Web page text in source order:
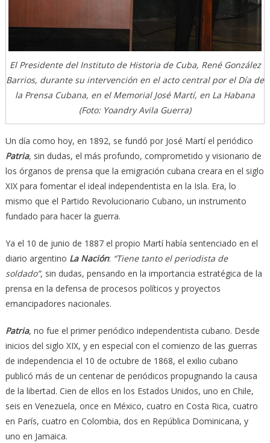
El Presidente del Instituto de Historia de Cuba, René González
Barrios, durante su intervención en el acto central por el Día de
la Prensa Cubana, en el Memorial José Martí, en La Habana
(Foto: Yoandry Avila Guerra)
Un día como hoy, en 1892, se fundó por José Martí el periódico
Patria, sin dudas, el más profundo, comprometido y visionario de
los órganos de prensa que la emigración cubana creara en el siglo
XIX para fomentar el ideal independentista en la Isla. Era, lo
mismo que el Partido Revolucionario Cubano, un instrumento
fundado para hacer la guerra.
Ya el 10 de junio de 1887 el propio Martí había sentenciado en el
diario argentino La Nación: “Tiene tanto el periodista de
soldado”, sin dudas, pensando en la importancia estratégica de la
prensa en la defensa de procesos políticos y proyectos
emancipadores nacionales.
Patria, no fue el primer periódico independentista cubano. Desde
inicios del siglo XIX, y en especial con el comienzo de las guerras
de independencia el 10 de octubre de 1868, el exilio cubano
publicó más de un centenar de periódicos propugnando la causa
de la libertad. Cien de ellos en los Estados Unidos, uno en Chile,
seis en Venezuela, once en México, cuatro en Costa Rica, cuatro
en París, cuatro en Colombia, dos en República Dominicana, y
uno en Jamaica.